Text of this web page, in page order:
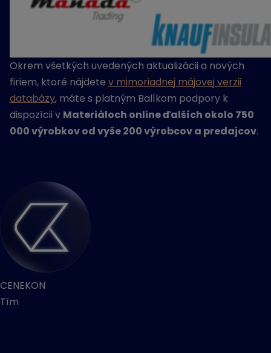
Okrem všetkých uvedených aktualizácii a nových
firiem, ktoré nájdete v mimoriadnej májovej verzii
databázy, máte s platným Balíkom podpory k
dispozícii v Materiáloch online ďalších okolo 750
000 výrobkov od vyše 200 výrobcov a predajcov.
CENEKON
Tím